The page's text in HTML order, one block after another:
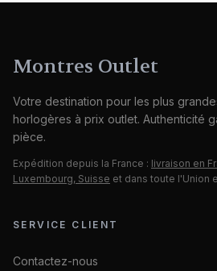
Montres Outlet
Votre destination pour les plus
horlogères à prix outlet. Authenticité
pièce.
Expédition depuis la France : livraison en
Luxembourg, Suisse et dans toute l'Union
SERVICE CLIENT
Contactez-nous